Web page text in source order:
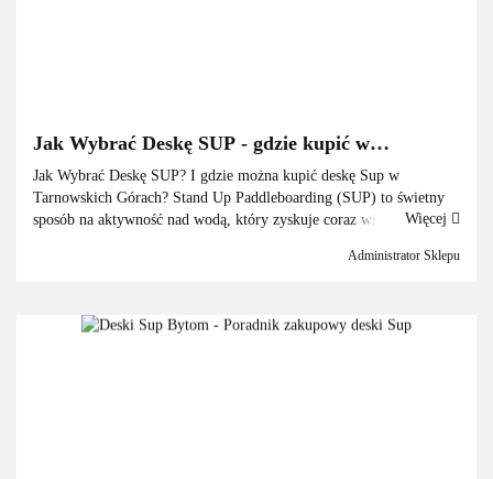
Jak Wybrać Deskę SUP - gdzie kupić w
Tranowskich Górach + okolice
Administrator Sklepu
Jak Wybrać Deskę SUP? I gdzie można kupić deskę Sup w
Tarnowskich Górach? Stand Up Paddleboarding (SUP) to świetny
sposób na aktywność nad wodą, który zyskuje coraz większąWięcej